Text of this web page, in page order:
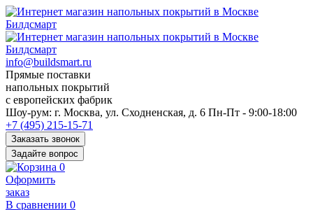
info@buildsmart.ru
Прямые поставки
напольных покрытий
с европейских фабрик
Перед
переходом
к
нужной
информации
многие
пользователи
сохраняют
Шоу-рум: г. Москва, ул. Сходненская, д. 6 Пн-Пт - 9:00-18:00
+7 (495) 215-15-71
Заказать звонок
Задайте вопрос
0
Оформить
заказ
В сравнении 0